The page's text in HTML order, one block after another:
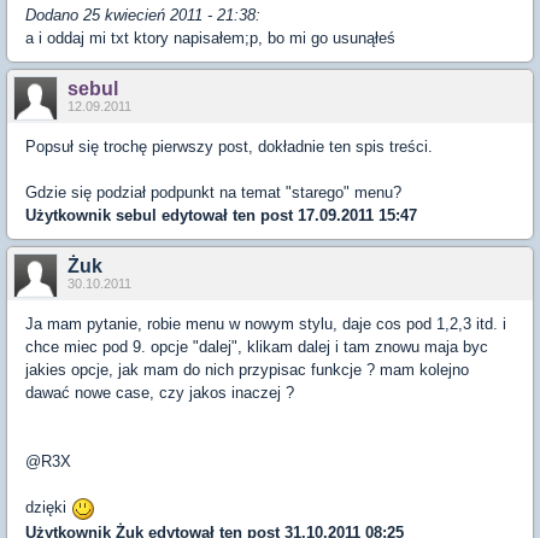
Dodano 25 kwiecień 2011 - 21:38:
a i oddaj mi txt ktory napisałem;p, bo mi go usunąłeś
sebul
12.09.2011
Popsuł się trochę pierwszy post, dokładnie ten spis treści.
Gdzie się podział podpunkt na temat "starego" menu?
Użytkownik sebul edytował ten post 17.09.2011 15:47
Żuk
30.10.2011
Ja mam pytanie, robie menu w nowym stylu, daje cos pod 1,2,3 itd. i
chce miec pod 9. opcje "dalej", klikam dalej i tam znowu maja byc
jakies opcje, jak mam do nich przypisac funkcje ? mam kolejno
dawać nowe case, czy jakos inaczej ?
@R3X
dzięki
Użytkownik Żuk edytował ten post 31.10.2011 08:25